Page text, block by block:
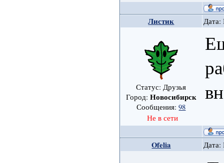
Листик Дата:
Статус: Друзья
Город: Новосибирск
Сообщения:98
Не в сети
Ofelia Дата: